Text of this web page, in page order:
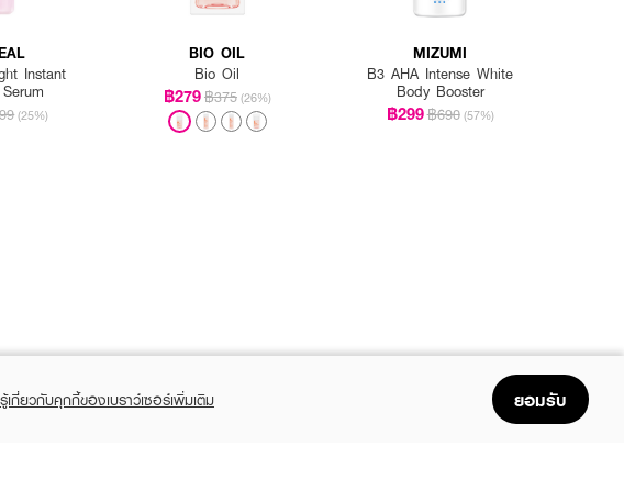
Instant
(25%)
BIO OIL
Bio Oil
฿279฿375 (26%)
MIZUMI
B3 AHA Intense White
Body Booster
฿299฿690 (57%)
เกี่ยวกับคุกกี้ของเบราว์เซอร์เพิ่มเติม ยอมรับ